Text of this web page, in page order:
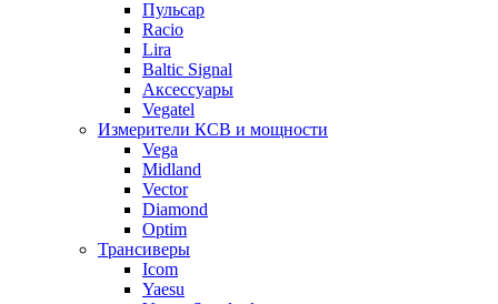
Пульсар
Racio
Lira
Baltic Signal
Аксессуары
Vegatel
Измерители КСВ и мощности
Vega
Midland
Vector
Diamond
Optim
Трансиверы
Icom
Yaesu